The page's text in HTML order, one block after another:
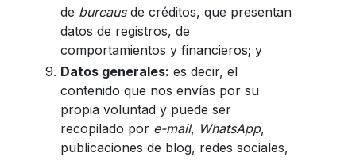
de bureausde créditos, que presentan
datos de registros, de
comportamientos y financieros; y
Datos generales: es decir, el
contenido que nos envías por su
propia voluntad y puede ser
recopilado por e-mail, WhatsApp,
publicaciones de blog, redes sociales,